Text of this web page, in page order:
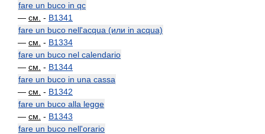
fare un buco in qc
— см. - B1341
fare un buco nell'acqua (или in acqua)
— см. - B1334
fare un buco nel calendario
— см. - B1344
fare un buco in una cassa
— см. - B1342
fare un buco alla legge
— см. - B1343
fare un buco nell'orario